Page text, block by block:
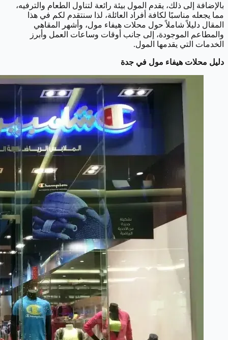
بالإضافة إلى ذلك، يقدم المول بيئة رائعة لتناول الطعام والترفيه،
مما يجعله مناسبًا لكافة أفراد العائلة، لذا سنتقدم لكم في هذا
المقال دليلاً شاملاً حول محلات هيفاء مول، وأشهر المقاهي
والمطاعم الموجودة، إلى جانب أوقات وساعات العمل وأبرز
الخدمات التي يقدمها المول.
دليل محلات هيفاء مول في جدة